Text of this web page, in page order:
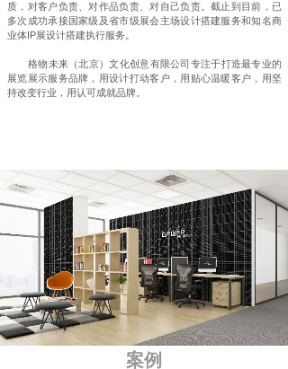
质，对客户负责、对作品负责、对自己负责。截止到目前，已
多次成功承接国家级及省市级展会主场设计搭建服务和知名商
业体IP展设计搭建执行服务。
格物未来（北京）文化创意有限公司专注于打造最专业的
展览展示服务品牌，用设计打动客户，用贴心温暖客户，用坚
持改变行业，用认可成就品牌。
案例